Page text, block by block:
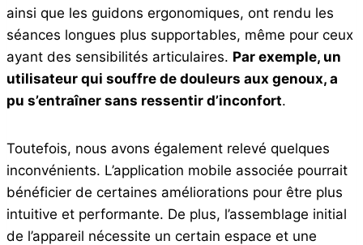
ainsi que les guidons ergonomiques, ont rendu les
séances longues plus supportables, même pour ceux
ayant des sensibilités articulaires. Par exemple, un
utilisateur qui souffre de douleurs aux genoux, a
pu s’entraîner sans ressentir d’inconfort.
Toutefois, nous avons également relevé quelques
inconvénients. L’application mobile associée pourrait
bénéficier de certaines améliorations pour être plus
intuitive et performante. De plus, l’assemblage initial
de l’appareil nécessite un certain espace et une